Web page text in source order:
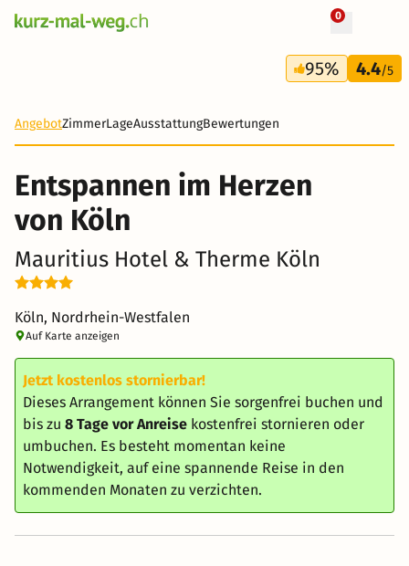
0
2 Tage
74 CHF
95% 4.4/5
AngebotZimmerLageAusstattungBewertungen
Entspannen im Herzen
von Köln
Mauritius Hotel & Therme Köln
Köln, Nordrhein-Westfalen
Auf Karte anzeigen
Jetzt kostenlos stornierbar!
Dieses Arrangement können Sie sorgenfrei buchen und
bis zu 8 Tage vor Anreise kostenfrei stornieren oder
umbuchen. Es besteht momentan keine
Notwendigkeit, auf eine spannende Reise in den
kommenden Monaten zu verzichten.